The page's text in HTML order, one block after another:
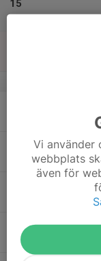
15
Tor
Vi använder
webbplats
även för